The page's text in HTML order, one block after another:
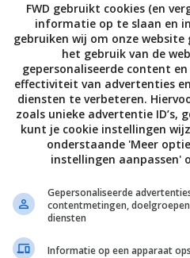
5
5 zien we dat beide bedrijven
Zo heeft Microsoft al
die nu speelbaar zijn
Xbox One-games, maar ook een
op de Series X kunt spelen.
beschikbare
FWD gebruikt cookies (en
informatie op te slaan en
gebruiken wij om onze
het gebruik van de
gepersonaliseerde content
effectiviteit van advertenties
diensten te verbeteren.
zoals unieke advertentie ID’s,
kunt je cookie instellingen
onderstaande 'Meer
instellingen aanpassen'
Gepersonaliseerde
contentmetingen,
diensten
Informatie op een apparaat